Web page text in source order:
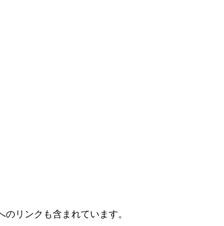
リンクも含まれています。